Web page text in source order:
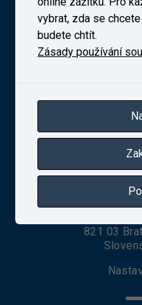
Novodvorská
telefon:
VUZ
821 03
vybrat, zda se
budete chtít.
Zásady používání